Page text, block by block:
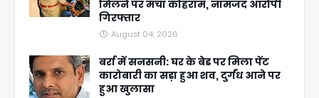
मिलने पर मचा कोहराम, नामजद आरोपी
गिरफ्तार
August 04, 2026
बर्रा में सनसनी: घर के बेड पर मिला पेंट
कारोबारी का सड़ा हुआ शव, दुर्गंध आने पर
हुआ खुलासा